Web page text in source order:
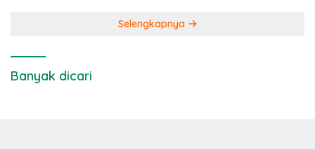
Selengkapnya
Banyak dicari